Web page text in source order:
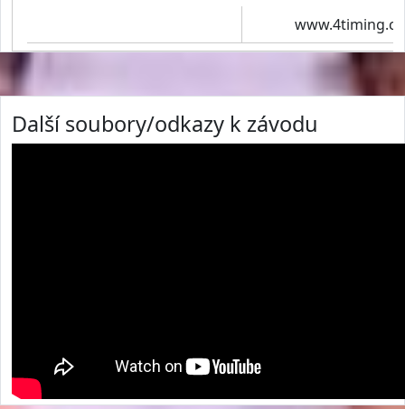
www.4timing.cz
Další soubory/odkazy k závodu